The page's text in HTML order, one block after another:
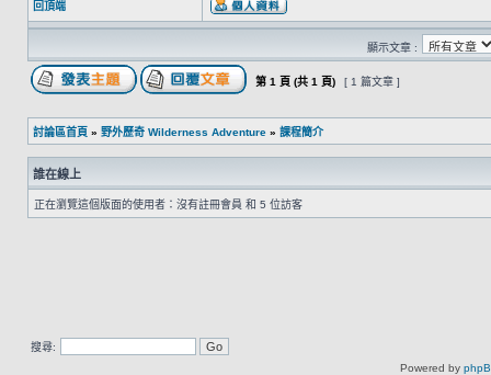
回頂端
顯示文章 :
第 1 頁 (共 1 頁) [ 1 篇文章 ]
討論區首頁 » 野外歷奇 Wilderness Adventure » 課程簡介
誰在線上
正在瀏覽這個版面的使用者：沒有註冊會員 和 5 位訪客
搜尋:
Powered by